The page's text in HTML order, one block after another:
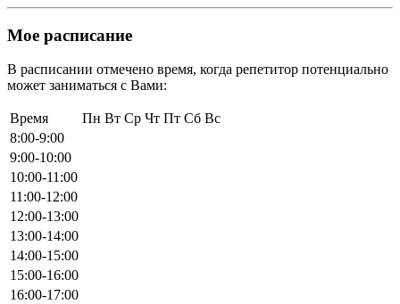
Мое расписание
В расписании отмечено время, когда репетитор потенциально
может заниматься с Вами:
Время Пн Вт Ср Чт Пт Сб Вс
8:00-9:00
9:00-10:00
10:00-11:00
11:00-12:00
12:00-13:00
13:00-14:00
14:00-15:00
15:00-16:00
16:00-17:00